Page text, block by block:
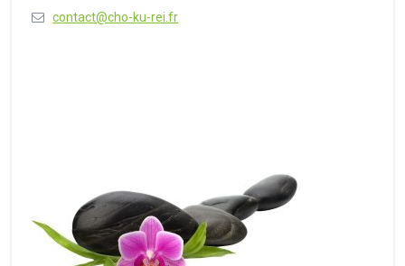
contact@cho-ku-rei.fr